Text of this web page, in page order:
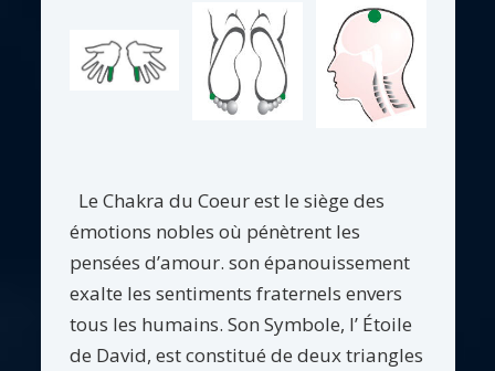
Le Chakra du Coeur est le siège des
émotions nobles où pénètrent les
pensées d’amour. son épanouissement
exalte les sentiments fraternels envers
tous les humains. Son Symbole, l’ Étoile
de David, est constitué de deux triangles